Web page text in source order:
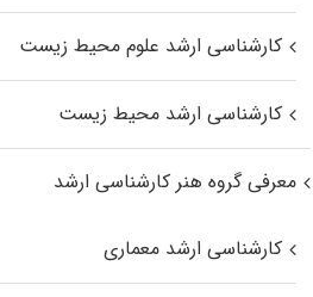
کارشناسی ارشد علوم محیط‌ زیست
کارشناسی ارشد محیط زیست
معرفی گروه هنر کارشناسی ارشد
کارشناسی ارشد معماری